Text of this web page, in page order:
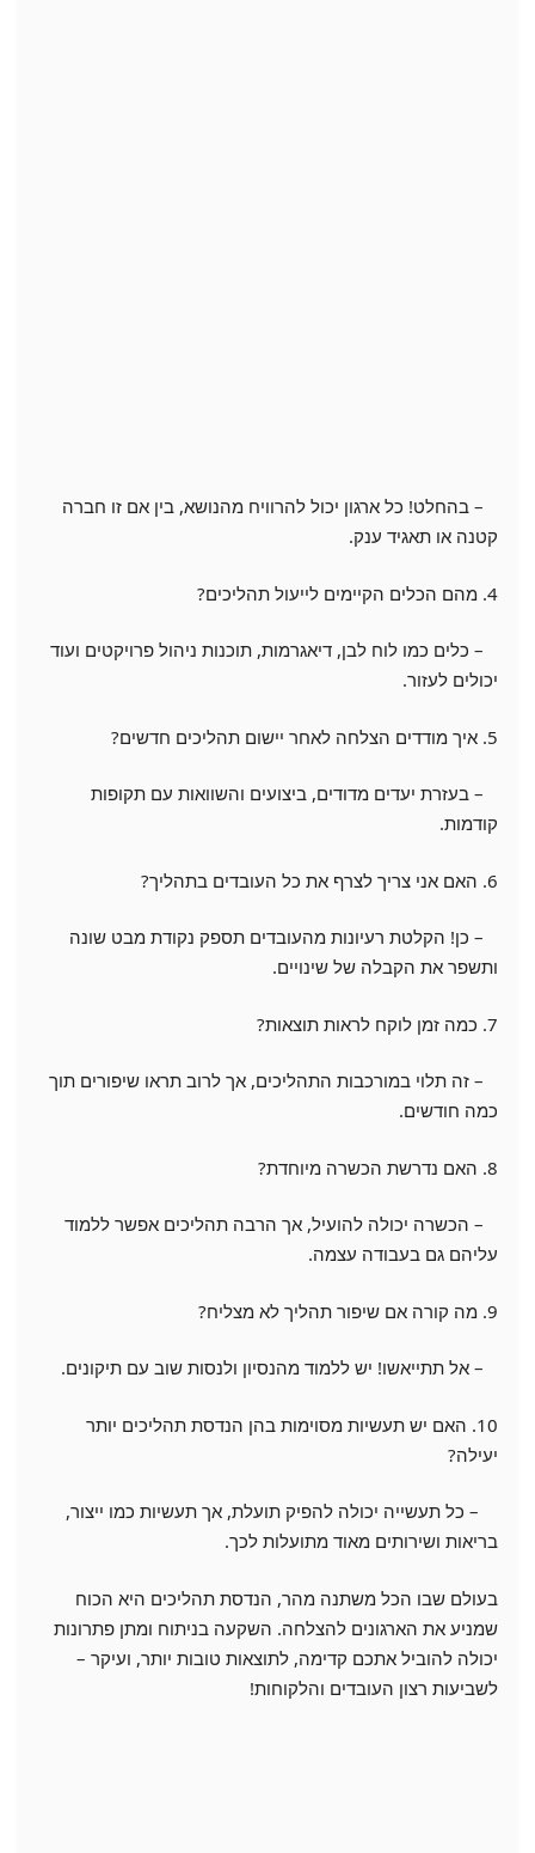
– בהחלט! כל ארגון יכול להרוויח מהנושא, בין אם זו חברה
קטנה או תאגיד ענק.
4. מהם הכלים הקיימים לייעול תהליכים?
– כלים כמו לוח לבן, דיאגרמות, תוכנות ניהול פרויקטים ועוד
יכולים לעזור.
5. איך מודדים הצלחה לאחר יישום תהליכים חדשים?
– בעזרת יעדים מדודים, ביצועים והשוואות עם תקופות
קודמות.
6. האם אני צריך לצרף את כל העובדים בתהליך?
– כן! הקלטת רעיונות מהעובדים תספק נקודת מבט שונה
ותשפר את הקבלה של שינויים.
7. כמה זמן לוקח לראות תוצאות?
– זה תלוי במורכבות התהליכים, אך לרוב תראו שיפורים תוך
כמה חודשים.
8. האם נדרשת הכשרה מיוחדת?
– הכשרה יכולה להועיל, אך הרבה תהליכים אפשר ללמוד
עליהם גם בעבודה עצמה.
9. מה קורה אם שיפור תהליך לא מצליח?
– אל תתייאשו! יש ללמוד מהנסיון ולנסות שוב עם תיקונים.
10. האם יש תעשיות מסוימות בהן הנדסת תהליכים יותר
יעילה?
– כל תעשייה יכולה להפיק תועלת, אך תעשיות כמו ייצור,
בריאות ושירותים מאוד מתועלות לכך.
בעולם שבו הכל משתנה מהר, הנדסת תהליכים היא הכוח
שמניע את הארגונים להצלחה. השקעה בניתוח ומתן פתרונות
יכולה להוביל אתכם קדימה, לתוצאות טובות יותר, ועיקר –
לשביעות רצון העובדים והלקוחות!